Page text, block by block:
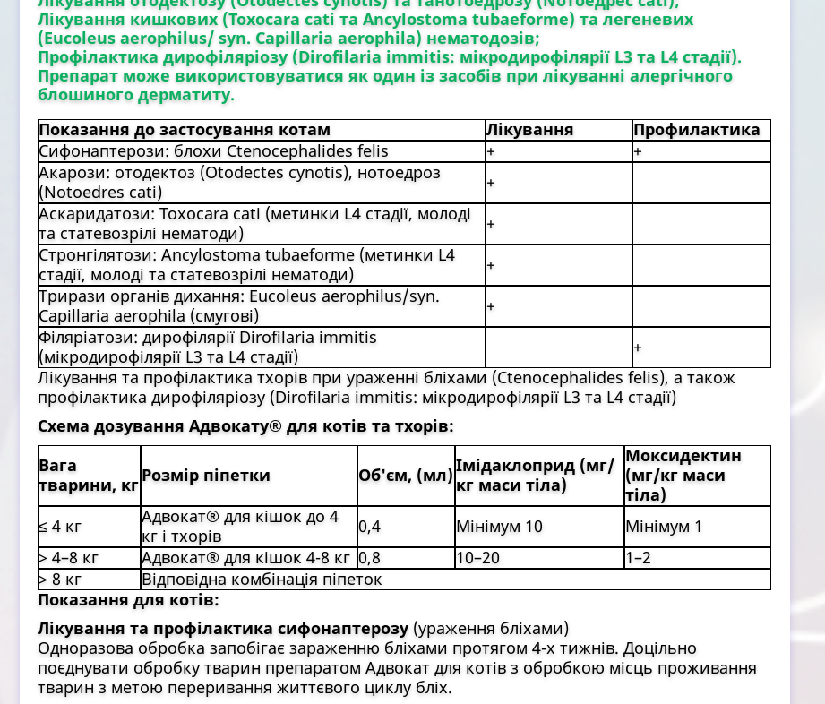
Лікування кишкових (Toxocara cati та Ancylostoma tubaeforme) та легеневих
(Eucoleus aerophilus/ syn. Capillaria aerophila) нематодозів;
Профілактика дирофіляріозу (Dirofilaria immitis: мікродирофілярії L3 та L4 стадії).
Препарат може використовуватися як один із засобів при лікуванні алергічного
блошиного дерматиту.
Показання до застосування котам
Лікування
Профилактика
Сифонаптерози: блохи Ctenocephalides felis
+
+
Акарози: отодектоз (Otodectes cynotis), нотоедроз
(Notoedres cati)
+
Аскаридатози: Toxocara cati (метинки L4 стадії, молоді
та статевозрілі нематоди)
+
Стронгілятози: Ancylostoma tubaeforme (метинки L4
стадії, молоді та статевозрілі нематоди)
+
Трирази органів дихання: Eucoleus aerophilus/syn.
Capillaria aerophila (смугові)
+
Філяріатози: дирофілярії Dirofilaria immitis
(мікродирофілярії L3 та L4 стадії)
+
Лікування та профілактика тхорів при ураженні бліхами (Ctenocephalides felis), а також
профілактика дирофіляріозу (Dirofilaria immitis: мікродирофілярії L3 та L4 стадії)
Схема дозування Адвокату® для котів та тхорів:
Вага
тварини, кгРозмір піпетки Об'єм, (мл)Імідаклоприд (мг/
кг маси тіла)
Моксидектин
(мг/кг маси
тіла)
≤ 4 кг
Адвокат® для кішок до 4
кг і тхорів
0,4 Мінімум 10
Мінімум 1
> 4–8 кг
Адвокат® для кішок 4-8 кг 0,8 10–20
1–2
> 8 кг
Відповідна комбінація піпеток
Показання для котів:
Лікування та профілактика сифонаптерозу (ураження бліхами)
Одноразова обробка запобігає зараженню бліхами протягом 4-х тижнів. Доцільно
поєднувати обробку тварин препаратом Адвокат для котів з обробкою місць проживання
тварин з метою переривання життєвого циклу бліх.